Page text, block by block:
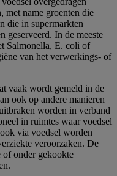
met name groenten die
die in supermarkten
geserveerd. In de meeste
Salmonella, E. coli of
van het verwerkings- of
vaak wordt gemeld in de
ook op andere manieren
worden in verband
in ruimtes waar voedsel
via voedsel worden
veroorzaken. De
of onder gekookte